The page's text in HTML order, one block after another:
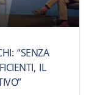
“SENZA
IL